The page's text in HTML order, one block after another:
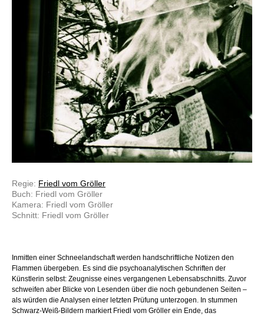
Regie: Friedl vom Gröller
Buch: Friedl vom Gröller
Kamera: Friedl vom Gröller
Schnitt: Friedl vom Gröller
Inmitten einer Schneelandschaft werden handschriftliche Notizen den
Flammen übergeben. Es sind die psychoanalytischen Schriften der
Künstlerin selbst: Zeugnisse eines vergangenen Lebensabschnitts. Zuvor
schweifen aber Blicke von Lesenden über die noch gebundenen Seiten –
als würden die Analysen einer letzten Prüfung unterzogen. In stummen
Schwarz-Weiß-Bildern markiert Friedl vom Gröller ein Ende, das